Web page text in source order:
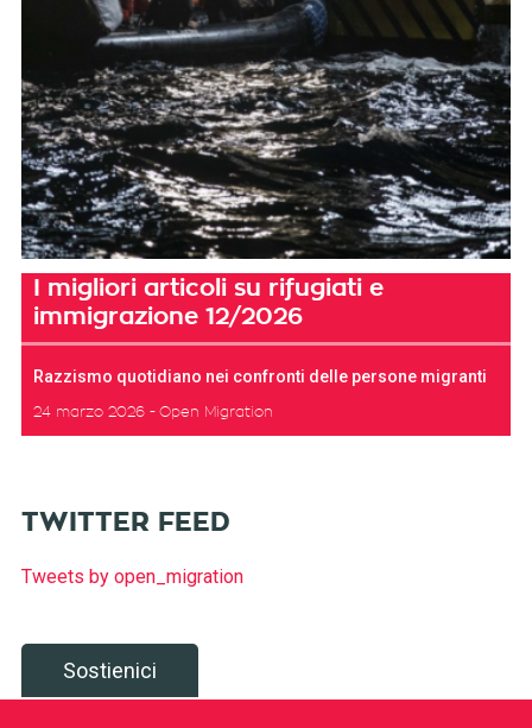
I migliori articoli su rifugiati e
immigrazione 12/2026
Razzismo quotidiano nei confronti delle persone migranti
24 marzo 2026 Open Migration
TWITTER FEED
Tweets by open_migration
Sostienici